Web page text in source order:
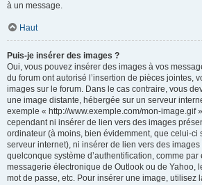
à un message.
Haut
Puis-je insérer des images ?
Oui, vous pouvez insérer des images à vos
du forum ont autorisé l’insertion de pièces jointes,
images sur le forum. Dans le cas contraire, vous
une image distante, hébergée sur un serveur
exemple « http://www.exemple.com/mon-image.gif
cependant ni insérer de lien vers des images
ordinateur (à moins, bien évidemment, que celui-ci
serveur internet), ni insérer de lien vers des
quelconque système d’authentification, comme
messagerie électronique de Outlook ou de Yahoo,
mot de passe, etc. Pour insérer une image, utilisez